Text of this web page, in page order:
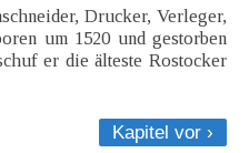
Drucker, Verleger,
um 1520 und gestorben
er die älteste Rostocker
Kapitel vor ›